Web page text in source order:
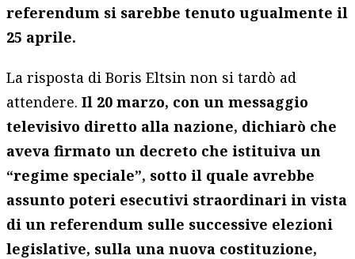
referendum si sarebbe tenuto ugualmente il
25 aprile.
La risposta di Boris Eltsin non si tardò ad
attendere. Il 20 marzo, con un messaggio
televisivo diretto alla nazione, dichiarò che
aveva firmato un decreto che istituiva un
“regime speciale”, sotto il quale avrebbe
assunto poteri esecutivi straordinari in vista
di un referendum sulle successive elezioni
legislative, sulla una nuova costituzione,